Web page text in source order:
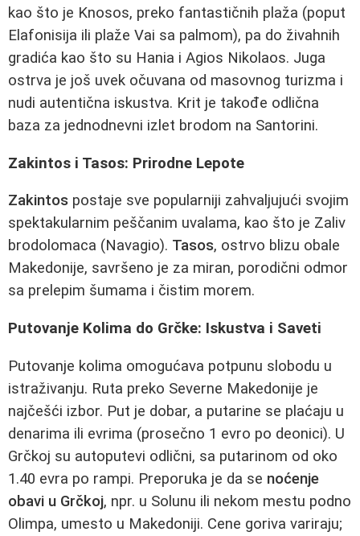
kao što je Knosos, preko fantastičnih plaža (poput
Elafonisija ili plaže Vai sa palmom), pa do živahnih
gradića kao što su Hania i Agios Nikolaos. Juga
ostrva je još uvek očuvana od masovnog turizma i
nudi autentična iskustva. Krit je takođe odlična
baza za jednodnevni izlet brodom na Santorini.
Zakintos i Tasos: Prirodne Lepote
Zakintos postaje sve popularniji zahvaljujući svojim
spektakularnim peščanim uvalama, kao što je Zaliv
brodolomaca (Navagio). Tasos, ostrvo blizu obale
Makedonije, savršeno je za miran, porodični odmor
sa prelepim šumama i čistim morem.
Putovanje Kolima do Grčke: Iskustva i Saveti
Putovanje kolima omogućava potpunu slobodu u
istraživanju. Ruta preko Severne Makedonije je
najčešći izbor. Put je dobar, a putarine se plaćaju u
denarima ili evrima (prosečno 1 evro po deonici). U
Grčkoj su autoputevi odlični, sa putarinom od oko
1.40 evra po rampi. Preporuka je da se noćenje
obavi u Grčkoj, npr. u Solunu ili nekom mestu podno
Olimpa, umesto u Makedoniji. Cene goriva variraju;